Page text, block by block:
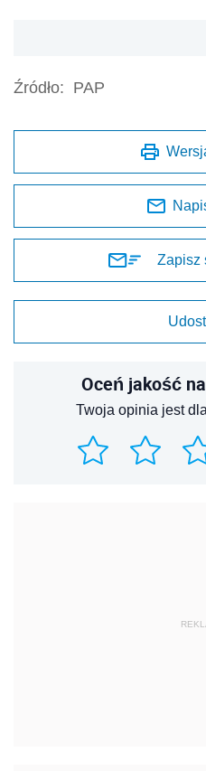
Źródło: PAP
Zapisz
Oceń jakość
Twoja opinia jest